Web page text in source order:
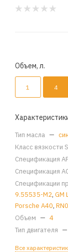
Объем, л.
1 4
Тип масла —
Класс вязкости
Спецификация
Спецификация
Спецификации
9.55535-M2, GM
Porsche A40,
Объем — 4
Тип двигателя —
Все